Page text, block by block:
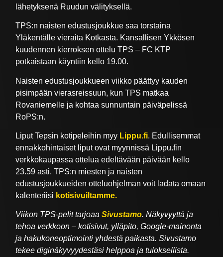
lähetyksenä Ruudun välityksellä.
TPS:n naisten edustusjoukkue saa torstaina
Yläkentälle vieraita Kotkasta. Kansallisen Ykkösen
kuudennen kierroksen ottelu TPS – FC KTP
potkaistaan käyntiin kello 19.00.
Naisten edustusjoukkueen viikko päättyy kauden
pisimpään vierasreissuun, kun TPS matkaa
Rovaniemelle ja kohtaa sunnuntain päiväpelissä
RoPS:n.
Liput Tepsin kotipeleihin myy Lippu.fi. Edullisemmat
ennakkohintaiset liput ovat myynnissä Lippu.fin
verkkokaupassa ottelua edeltävään päivään kello
23.59 asti. TPS:n miesten ja naisten
edustusjoukkueiden otteluohjelman voit ladata omaan
kalenteriisi kotisivuiltamme.
Viikon TPS-pelit tarjoaaSivustamo. Näkyvyyttä ja
tehoa verkkoon – kotisivut, ylläpito, Google-mainonta
ja hakukoneoptimointi yhdestä paikasta. Sivustamo
tekee diginäkyvyydestäsi helppoa ja tuloksellista.